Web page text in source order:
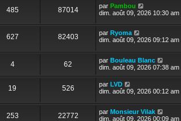
485 87014 par Pambou
dim. août 09, 2026 10:30 am
627 82403 par Ryoma
dim. août 09, 2026 09:12 am
4 62 par Bouleau Blanc
dim. août 09, 2026 07:38 am
19 526 par LVD
dim. août 09, 2026 00:12 am
253 22772 par Monsieur Vilak
dim. août 09, 2026 00:09 am